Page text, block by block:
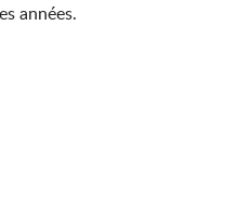
années.